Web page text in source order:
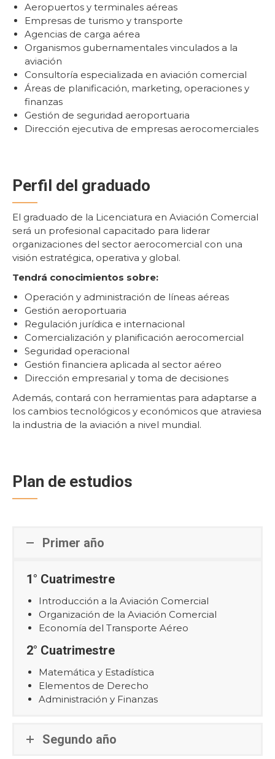
Aeropuertos y terminales aéreas
Empresas de turismo y transporte
Agencias de carga aérea
Organismos gubernamentales vinculados a la
aviación
Consultoría especializada en aviación comercial
Áreas de planificación, marketing, operaciones y
finanzas
Gestión de seguridad aeroportuaria
Dirección ejecutiva de empresas aerocomerciales
Perfil del graduado
El graduado de la Licenciatura en Aviación Comercial
será un profesional capacitado para liderar
organizaciones del sector aerocomercial con una
visión estratégica, operativa y global.
Tendrá conocimientos sobre:
Operación y administración de líneas aéreas
Gestión aeroportuaria
Regulación jurídica e internacional
Comercialización y planificación aerocomercial
Seguridad operacional
Gestión financiera aplicada al sector aéreo
Dirección empresarial y toma de decisiones
Además, contará con herramientas para adaptarse a
los cambios tecnológicos y económicos que atraviesa
la industria de la aviación a nivel mundial.
Plan de estudios
Primer año
1° Cuatrimestre
Introducción a la Aviación Comercial
Organización de la Aviación Comercial
Economía del Transporte Aéreo
2° Cuatrimestre
Matemática y Estadística
Elementos de Derecho
Administración y Finanzas
Segundo año